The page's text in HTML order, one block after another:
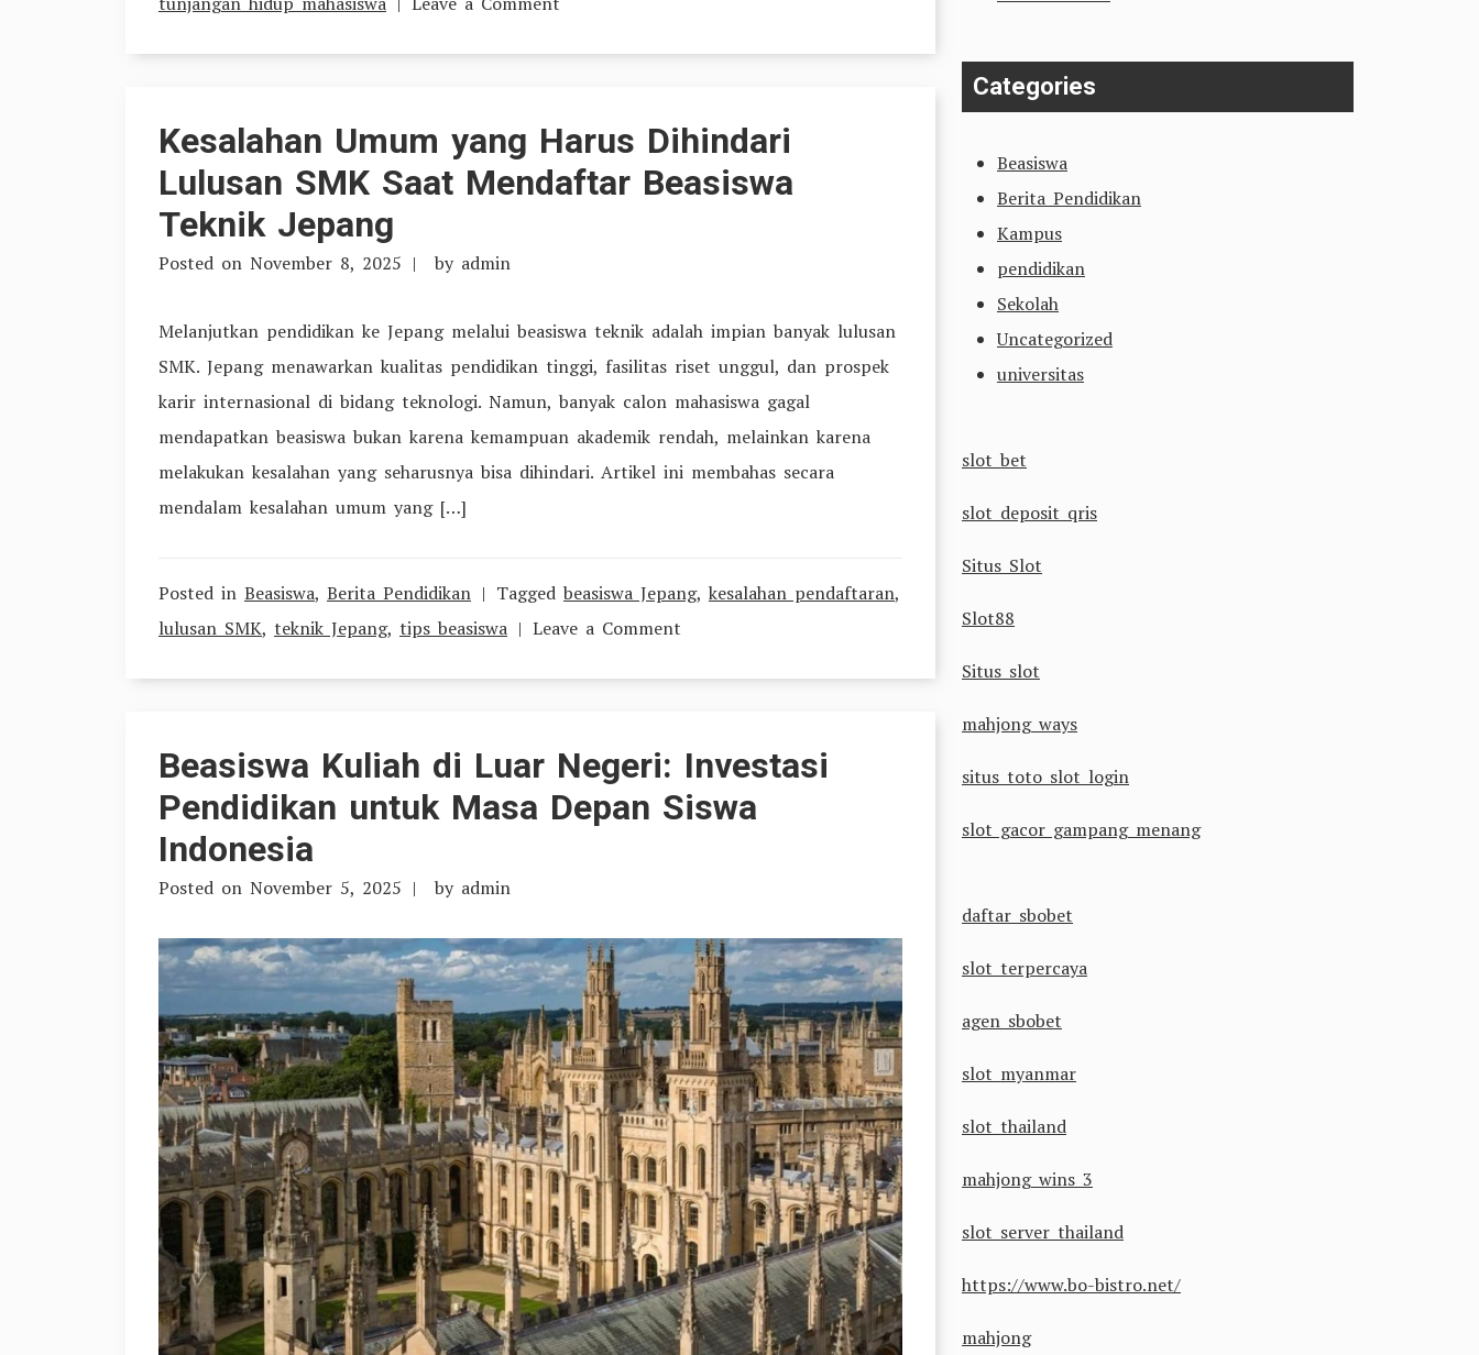
Bidang
Seni,
Indonesia
2026
Kesalahan Umum yang Harus Dihindari
Lulusan SMK Saat Mendaftar Beasiswa
Teknik Jepang
Posted on November 8, 2025 by admin
Melanjutkan pendidikan ke Jepang melalui beasiswa teknik adalah impian banyak lulusan
SMK. Jepang menawarkan kualitas pendidikan tinggi, fasilitas riset unggul, dan prospek
karir internasional di bidang teknologi. Namun, banyak calon mahasiswa gagal
mendapatkan beasiswa bukan karena kemampuan akademik rendah, melainkan karena
melakukan kesalahan yang seharusnya bisa dihindari. Artikel ini membahas secara
mendalam kesalahan umum yang […]
Posted in Beasiswa, Berita Pendidikan Tagged beasiswa Jepang, kesalahan pendaftaran,
lulusan SMK, teknik Jepang, tips beasiswa Leave a Comment
Harus
Dihindari
Mendaftar
Beasiswa
Teknik
Jepang
Beasiswa Kuliah di Luar Negeri: Investasi
Pendidikan untuk Masa Depan Siswa
Indonesia
Posted on November 5, 2025 by admin
Categories
Beasiswa
Berita Pendidikan
Kampus
pendidikan
Sekolah
Uncategorized
universitas
slot bet
slot deposit qris
Situs Slot
Slot88
Situs slot
mahjong ways
situs toto slot login
slot gacor gampang menang
daftar sbobet
slot terpercaya
agen sbobet
slot myanmar
slot thailand
mahjong wins 3
slot server thailand
https://www.bo-bistro.net/
mahjong